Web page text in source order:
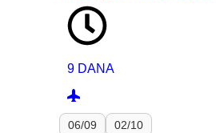
9 DANA
06/09 02/10